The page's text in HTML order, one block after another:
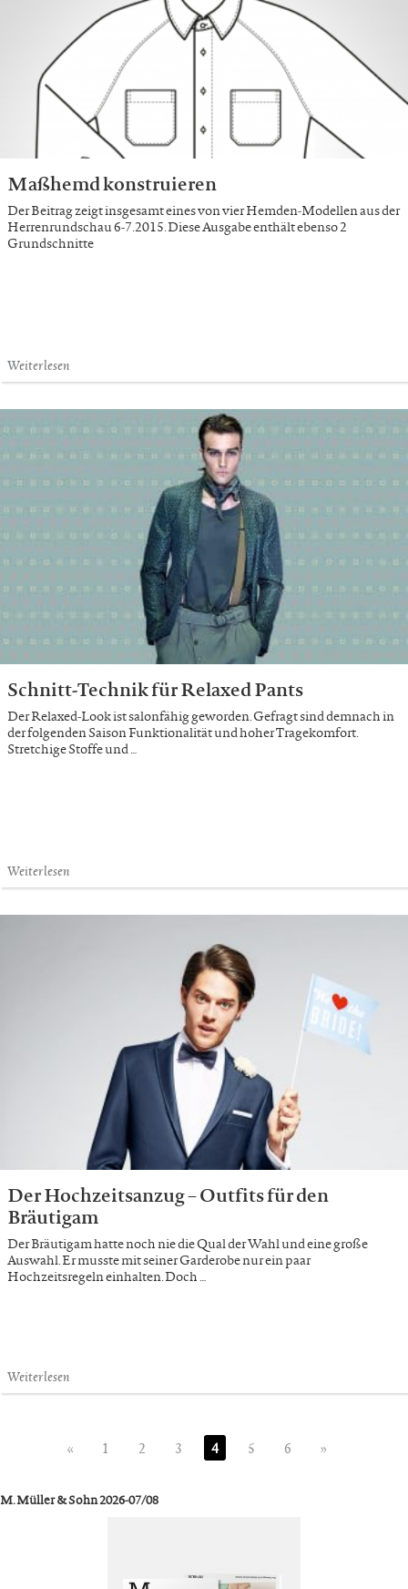
Maßhemd konstruieren
Der Beitrag zeigt insgesamt eines von vier Hemden-Modellen aus der
Herrenrundschau 6-7.2015. Diese Ausgabe enthält ebenso 2
Grundschnitte
Weiterlesen
Schnitt-Technik für Relaxed Pants
Der Relaxed-Look ist salonfähig geworden. Gefragt sind demnach in
der folgenden Saison Funktionalität und hoher Tragekomfort.
Stretchige Stoffe und …
Weiterlesen
Der Hochzeitsanzug – Outfits für den
Bräutigam
Der Bräutigam hatte noch nie die Qual der Wahl und eine große
Auswahl. Er musste mit seiner Garderobe nur ein paar
Hochzeitsregeln einhalten. Doch …
Weiterlesen
« 1 2 3 4 5 6 »
M. Müller & Sohn 2026-07/08